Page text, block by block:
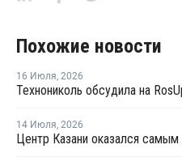
Похожие новости
16 Июля, 2026
14 Июля, 2026